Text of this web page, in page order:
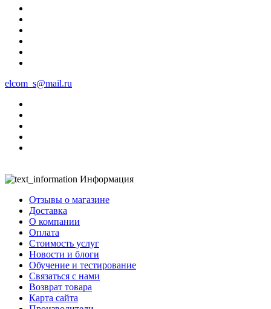
elcom_s@mail.ru
Информация
Отзывы о магазине
Доставка
О компании
Оплата
Стоимость услуг
Новости и блоги
Обучение и тестирование
Связаться с нами
Возврат товара
Карта сайта